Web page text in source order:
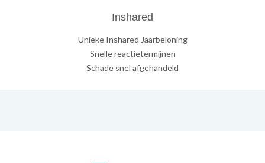
Inshared
Unieke Inshared Jaarbeloning
Snelle reactietermijnen
Schade snel afgehandeld